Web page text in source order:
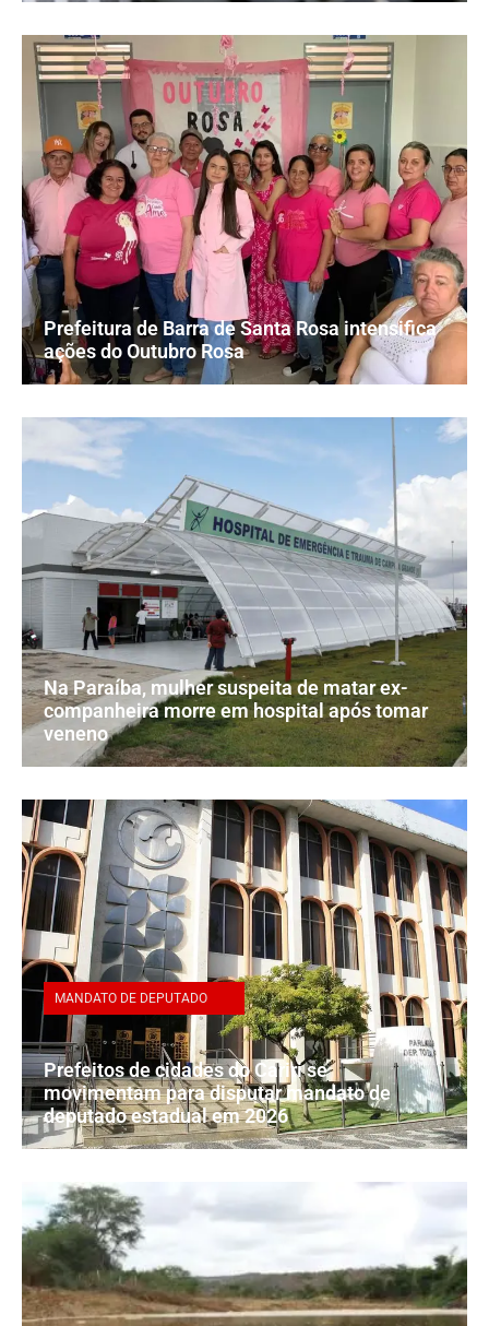
Prefeitura de Barra de Santa Rosa intensifica
ações do Outubro Rosa
Na Paraíba, mulher suspeita de matar ex-
companheira morre em hospital após tomar
veneno
MANDATO DE DEPUTADO
Prefeitos de cidades do Cariri se
movimentam para disputar mandato de
deputado estadual em 2026